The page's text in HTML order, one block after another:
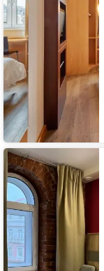
Отель
Ботаника
Лофт